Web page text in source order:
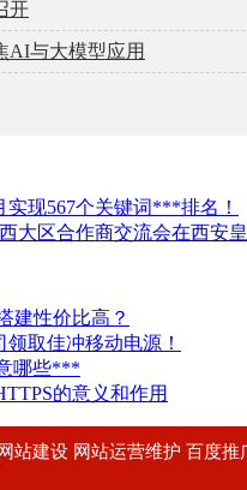
开
AI与大模型应用
现567个关键词***排名！
大区合作商交流会在西安
建性价比高？
取佳冲移动电源！
哪些***
的意义和作用
站建设 网站运营维护 百度